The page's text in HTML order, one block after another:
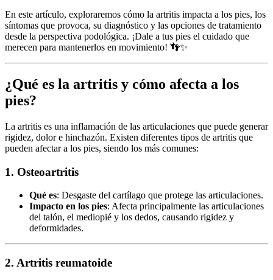
En este artículo, exploraremos cómo la artritis impacta a los pies, los
síntomas que provoca, su diagnóstico y las opciones de tratamiento
desde la perspectiva podológica. ¡Dale a tus pies el cuidado que
merecen para mantenerlos en movimiento! 👣✨
¿Qué es la artritis y cómo afecta a los
pies?
La artritis es una inflamación de las articulaciones que puede generar
rigidez, dolor e hinchazón. Existen diferentes tipos de artritis que
pueden afectar a los pies, siendo los más comunes:
1. Osteoartritis
Qué es: Desgaste del cartílago que protege las articulaciones.
Impacto en los pies: Afecta principalmente las articulaciones
del talón, el mediopié y los dedos, causando rigidez y
deformidades.
2. Artritis reumatoide